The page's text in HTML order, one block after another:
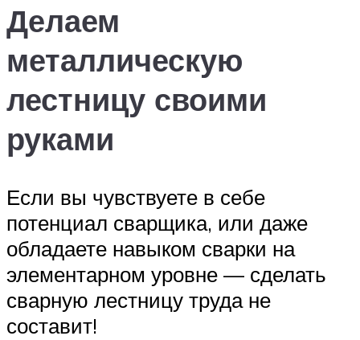
Делаем
металлическую
лестницу своими
руками
Если вы чувствуете в себе
потенциал сварщика, или даже
обладаете навыком сварки на
элементарном уровне — сделать
сварную лестницу труда не
составит!